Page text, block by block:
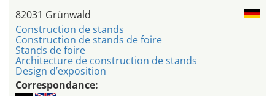
82031 Grünwald
Construction de stands
Construction de stands de foire
Stands de foire
Architecture de construction de stands
Design d’exposition
Correspondance: